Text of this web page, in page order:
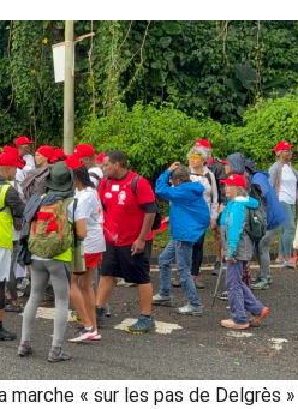
« sur les pas de Delgrès